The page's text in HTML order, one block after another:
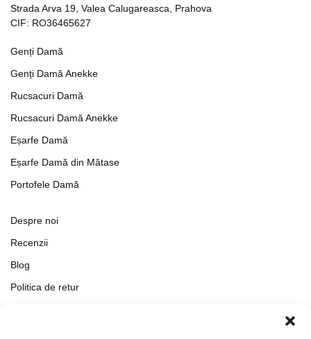
Strada Arva 19, Valea Calugareasca, Prahova
CIF: RO36465627
Genți Damă
Genți Damă Anekke
Rucsacuri Damă
Rucsacuri Damă Anekke
Eșarfe Damă
Eșarfe Damă din Mătase
Portofele Damă
Despre noi
Recenzii
Blog
Politica de retur